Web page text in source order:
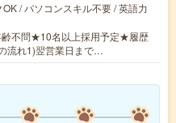
/ パソコンスキル不要 / 英語力
不問★10名以上採用予定★履歴
流れ1)翌営業日まで…